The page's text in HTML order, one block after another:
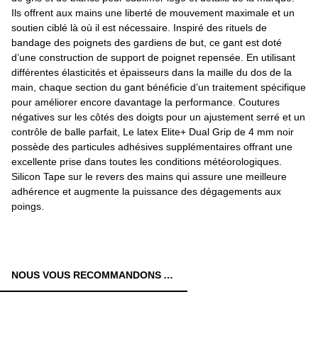
Ils offrent aux mains une liberté de mouvement maximale et un
soutien ciblé là où il est nécessaire. Inspiré des rituels de
bandage des poignets des gardiens de but, ce gant est doté
d’une construction de support de poignet repensée. En utilisant
différentes élasticités et épaisseurs dans la maille du dos de la
main, chaque section du gant bénéficie d’un traitement spécifique
pour améliorer encore davantage la performance. Coutures
négatives sur les côtés des doigts pour un ajustement serré et un
contrôle de balle parfait, Le latex Elite+ Dual Grip de 4 mm noir
possède des particules adhésives supplémentaires offrant une
excellente prise dans toutes les conditions météorologiques.
Silicon Tape sur le revers des mains qui assure une meilleure
adhérence et augmente la puissance des dégagements aux
poings.
NOUS VOUS RECOMMANDONS AUSSI: